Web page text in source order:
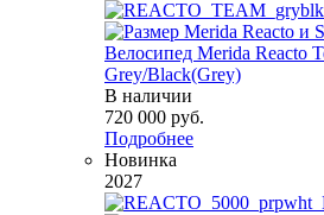
Велосипед Merida Reacto
Grey/Black(Grey)
В наличии
720 000 руб.
Подробнее
Новинка
2027